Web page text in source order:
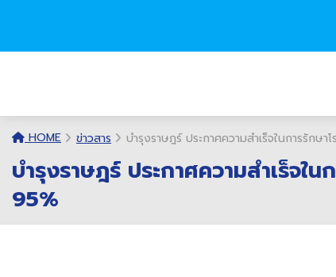
HOME ข่าวสาร บำรุงราษฎร์ ประกาศความสำเร็จในการรัก
บำรุงราษฎร์ ประกาศความสำเร็จ
95%